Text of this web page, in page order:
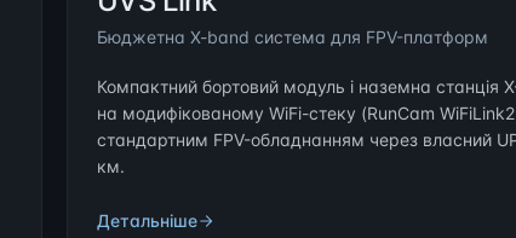
Бюджетна X-band система для FPV-платформ
Компактний бортовий модуль і наземна станція
на модифікованому WiFi-стеку (RunCam
стандартним FPV-обладнанням через власний
км.
Детальніше